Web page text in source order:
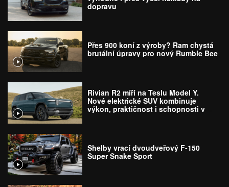
dopravu
Přes 900 koní z výroby? Ram chystá
brutální úpravy pro nový Rumble Bee
Rivian R2 míří na Teslu Model Y.
Nové elektrické SUV kombinuje
výkon, praktičnost i schopnosti v
Shelby vrací dvoudveřový F-150
Super Snake Sport